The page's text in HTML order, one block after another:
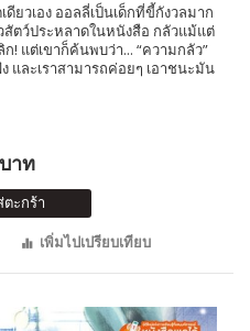
ดียวเอง ออลลี่เป็นเด็กที่ขี้กังวลมาก
ตว์ประหลาดในหนังสือ กลัวแม้แต่
ก! แต่เขาก็ค้นพบว่า... “ความกลัว”
และเราสามารถค่อยๆ เอาชนะมัน
าท
ะกร้า
เพิ่มไปเปรียบเทียบ